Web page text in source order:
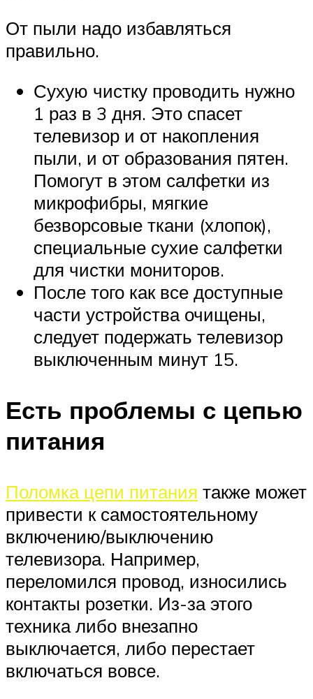
От пыли надо избавляться
правильно.
Сухую чистку проводить нужно
1 раз в 3 дня. Это спасет
телевизор и от накопления
пыли, и от образования пятен.
Помогут в этом салфетки из
микрофибры, мягкие
безворсовые ткани (хлопок),
специальные сухие салфетки
для чистки мониторов.
После того как все доступные
части устройства очищены,
следует подержать телевизор
выключенным минут 15.
Есть проблемы с цепью
питания
Поломка цепи питания также может
привести к самостоятельному
включению/выключению
телевизора. Например,
переломился провод, износились
контакты розетки. Из-за этого
техника либо внезапно
выключается, либо перестает
включаться вовсе.